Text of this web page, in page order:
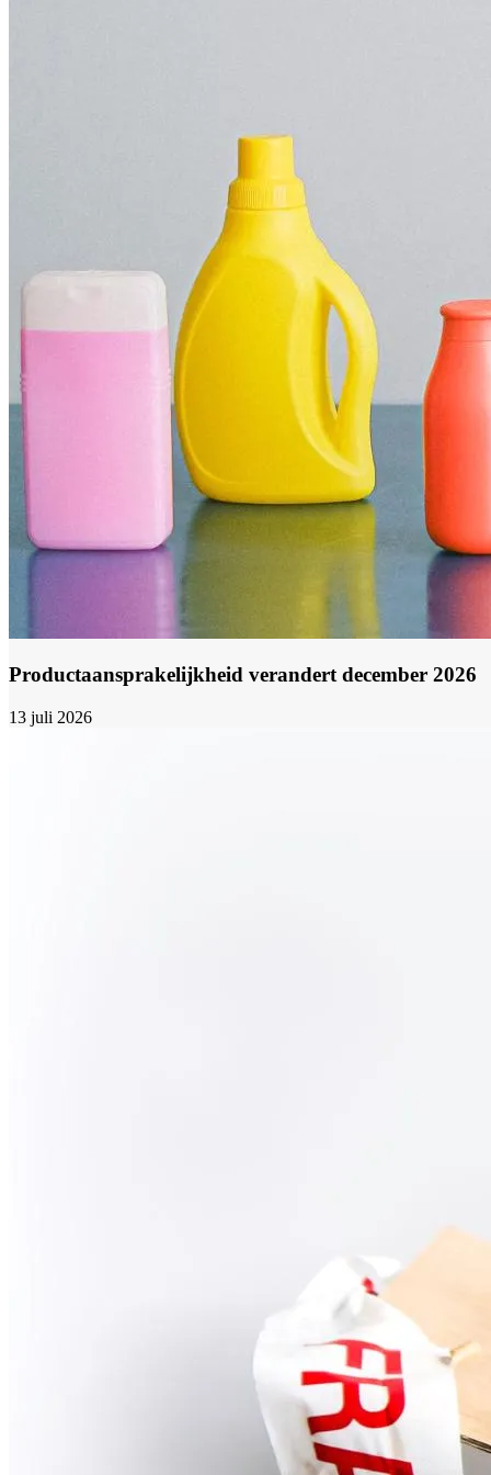
Productaansprakelijkheid verandert december 2026
13 juli 2026